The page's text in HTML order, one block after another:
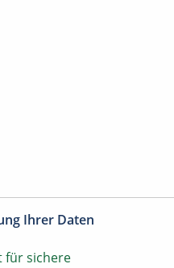
Ihrer Daten
für sichere